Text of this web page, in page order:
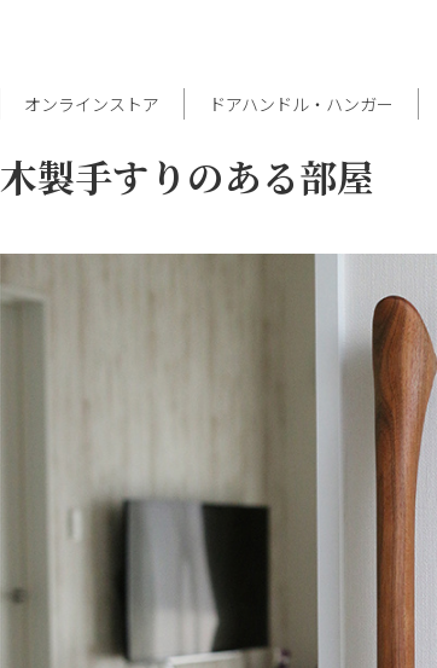
オンラインストア ドアハンドル・ハンガー
木製手すりのある部屋